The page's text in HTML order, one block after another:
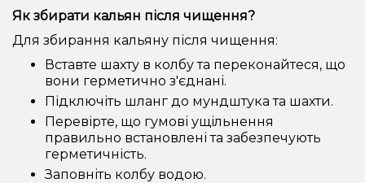
Як збирати кальян після чищення?
Для збирання кальяну після чищення:
Вставте шахту в колбу та переконайтеся, що
вони герметично з'єднані.
Підключіть шланг до мундштука та шахти.
Перевірте, що гумові ущільнення
правильно встановлені та забезпечують
герметичність.
Заповніть колбу водою.